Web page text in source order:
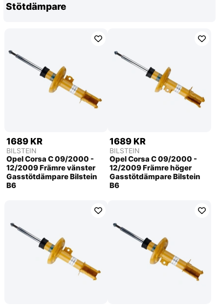
Stötdämpare
1689 KR
BILSTEIN
Opel Corsa C 09/2000 -
12/2009 Främre vänster
Gasstötdämpare Bilstein
B6
1689 KR
BILSTEIN
Opel Corsa C 09/2000 -
12/2009 Främre höger
Gasstötdämpare Bilstein
B6